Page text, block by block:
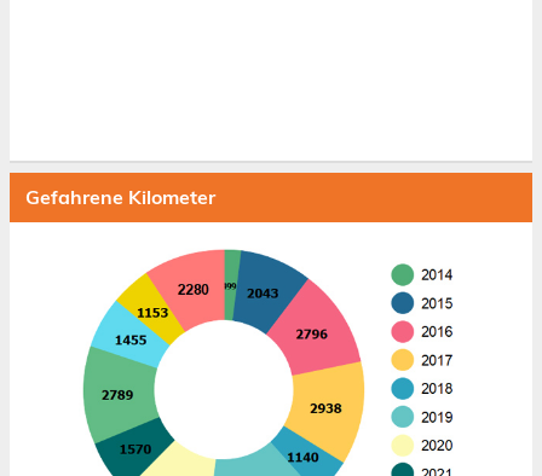
Gefahrene Kilometer